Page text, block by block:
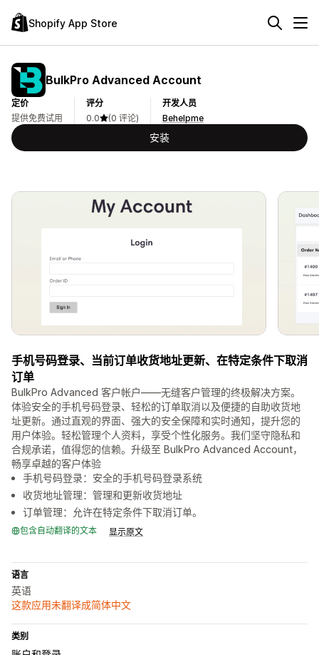
Shopify App Store
BulkPro Advanced Account
定价
提供免费试用
评分
0.0
(0 评论)
开发人员
Behelpme
安装
手机号码登录、当前订单收货地址更新、在特定条件下取消
订单
BulkPro Advanced 客户帐户——无缝客户管理的终极解决方案。
体验安全的手机号码登录、轻松的订单取消以及便捷的自助收货地
址更新。通过直观的界面、强大的安全保障和实时通知，提升您的
用户体验。轻松管理个人资料，享受个性化服务。我们坚守隐私和
合规承诺，值得您的信赖。升级至 BulkPro Advanced Account，
畅享卓越的客户体验
手机号码登录：安全的手机号码登录系统
收货地址管理：管理和更新收货地址
订单管理：允许在特定条件下取消订单。
包含自动翻译的文本 显示原文
语言
英语
这款应用未翻译成简体中文
类别